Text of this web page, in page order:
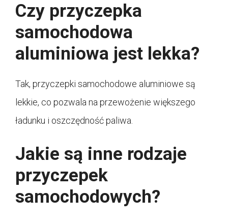
Czy przyczepka
samochodowa
aluminiowa jest lekka?
Tak, przyczepki samochodowe aluminiowe są
lekkie, co pozwala na przewożenie większego
ładunku i oszczędność paliwa.
Jakie są inne rodzaje
przyczepek
samochodowych?